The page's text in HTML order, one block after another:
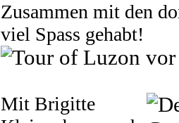
Zusammen mit den
viel Spass gehabt!
Mit Brigitte